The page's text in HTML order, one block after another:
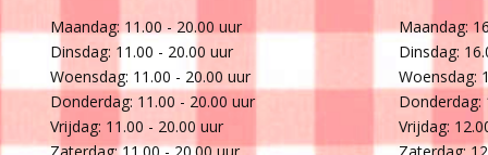
Maandag: 11.00 - 20.00 uur
Dinsdag: 11.00 - 20.00 uur
Woensdag: 11.00 - 20.00 uur
Donderdag: 11.00 - 20.00 uur
Vrijdag: 11.00 - 20.00 uur
Maandag:
Dinsdag:
Woensdag:
Donderdag:
Vrijdag: